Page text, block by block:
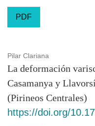
OhioLINK Library
Geosciences
Open J-Gate
Open Science
Petroleum
Quarterly Review
PDF
Pilar Clariana
La deformación
Casamanya y
(Pirineos Centrales)
https://doi.org/